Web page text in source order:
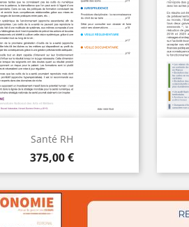
Santé RH
Prix
375,00 €
 Aperçu
AJOUTER